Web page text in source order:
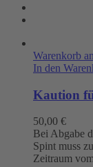
Warenkorb
In den
Kaution
50,00 €
Bei Abgabe
Spint muss
Zeitraum vom